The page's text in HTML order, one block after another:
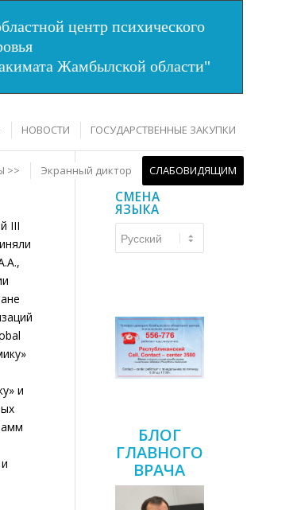
центр психического
Жамбылской области"
НОВОСТИ ГОСУДАРСТВЕННЫЕ ЗАКУПКИ
>> Экранный диктор СЛАБОВИДЯЩИМ
III
и
СМЕНА
ЯЗЫКА
языка
БЛОГ
ГЛАВНОГО
ВРАЧА